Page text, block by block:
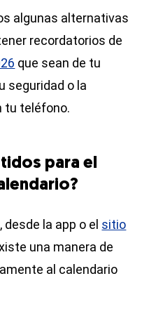
algunas alternativas
recordatorios de
que sean de tu
seguridad o la
tu teléfono.
para el
la app o el sitio
una manera de
al calendario